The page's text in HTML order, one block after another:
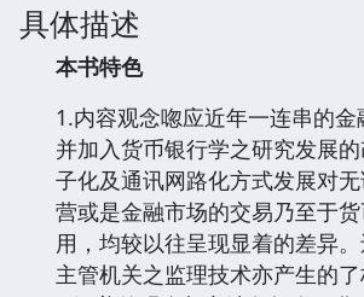
具体描述
本书特色
1.内容观念唿应近年一连串的金
并加入货币银行学之研究发展
子化及通讯网路化方式发展对
营或是金融市场的交易乃至于
用，均较以往呈现显着的差异
主管机关之监理技术亦产生的了